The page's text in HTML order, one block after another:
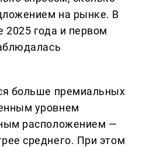
на рынке. В
2025 года и первом
больше премиальных
уровнем
расположением —
среднего. При этом